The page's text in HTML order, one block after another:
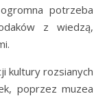
potrzeba
z wiedzą,
kultury rozsianych
poprzez muzea